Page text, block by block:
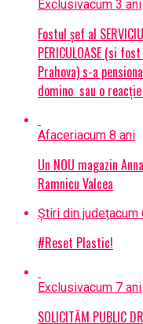
Exclusivacum 3 ani
Fostul șef al
PERICULOASE (si
Prahova) s-a
domino sau o
Afaceriacum 8 ani
Un NOU magazin
Ramnicu Valcea
Știri din județacum
#Reset Plastic!
Exclusivacum 7 ani
SOLICITĂM PUBLIC